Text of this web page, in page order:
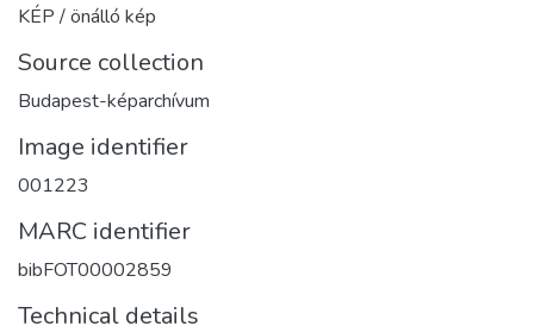
KÉP / önálló kép
Source collection
Budapest-képarchívum
Image identifier
001223
MARC identifier
bibFOT00002859
Technical details